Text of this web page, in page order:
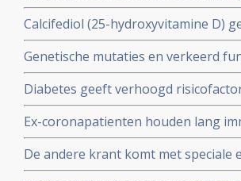
mondkapje zou dan niet meer nodig
Calcifediol (25-hydroxyvitamine D)
in vroeg stadium van een
het aantal opnames op de
Genetische mutaties en verkeerd
interferon type 1 komt voor bij ca
Diabetes geeft verhoogd
coronavirus - COVID-19, zelfs na
en relevante andere aandoeningen
Ex-coronapatienten houden lang
procent van besmette personen
mensen had antistoffen en
De andere krant komt met speciale
kritische artikelen die zeker ook